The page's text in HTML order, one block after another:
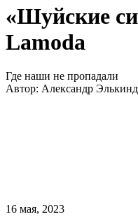
«Шуйские
Lamoda
Где наши не пропадали
Автор: Александр Элькинд
16 мая, 2023